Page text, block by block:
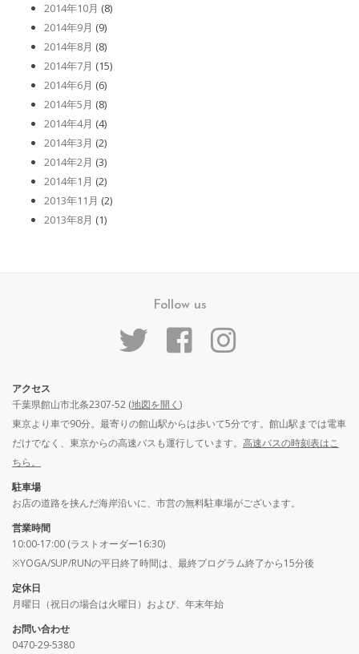
2014年10月 (8)
2014年9月 (9)
2014年8月 (8)
2014年7月 (15)
2014年6月 (6)
2014年5月 (8)
2014年4月 (4)
2014年3月 (2)
2014年2月 (3)
2014年1月 (2)
2013年11月 (2)
2013年8月 (1)
Follow us
アクセス
千葉県館山市北条2307-52 (地図を開く )
東京より車で90分。最寄りの館山駅からは歩いて5分です。館山駅までは電車
だけでなく、東京からの高速バスも運行しています。 高速バスの時刻表はこ
ちら。
駐車場
お店の道路を挟んだ海岸沿いに、市営の無料駐車場がございます。
営業時間
10:00-17:00 (ラストオーダー16:30)
※YOGA/SUP/RUNの平日終了時間は、最終プログラム終了から15分後
定休日
月曜日（祝日の場合は火曜日）および、年末年始
お問い合わせ
0470-29-5380